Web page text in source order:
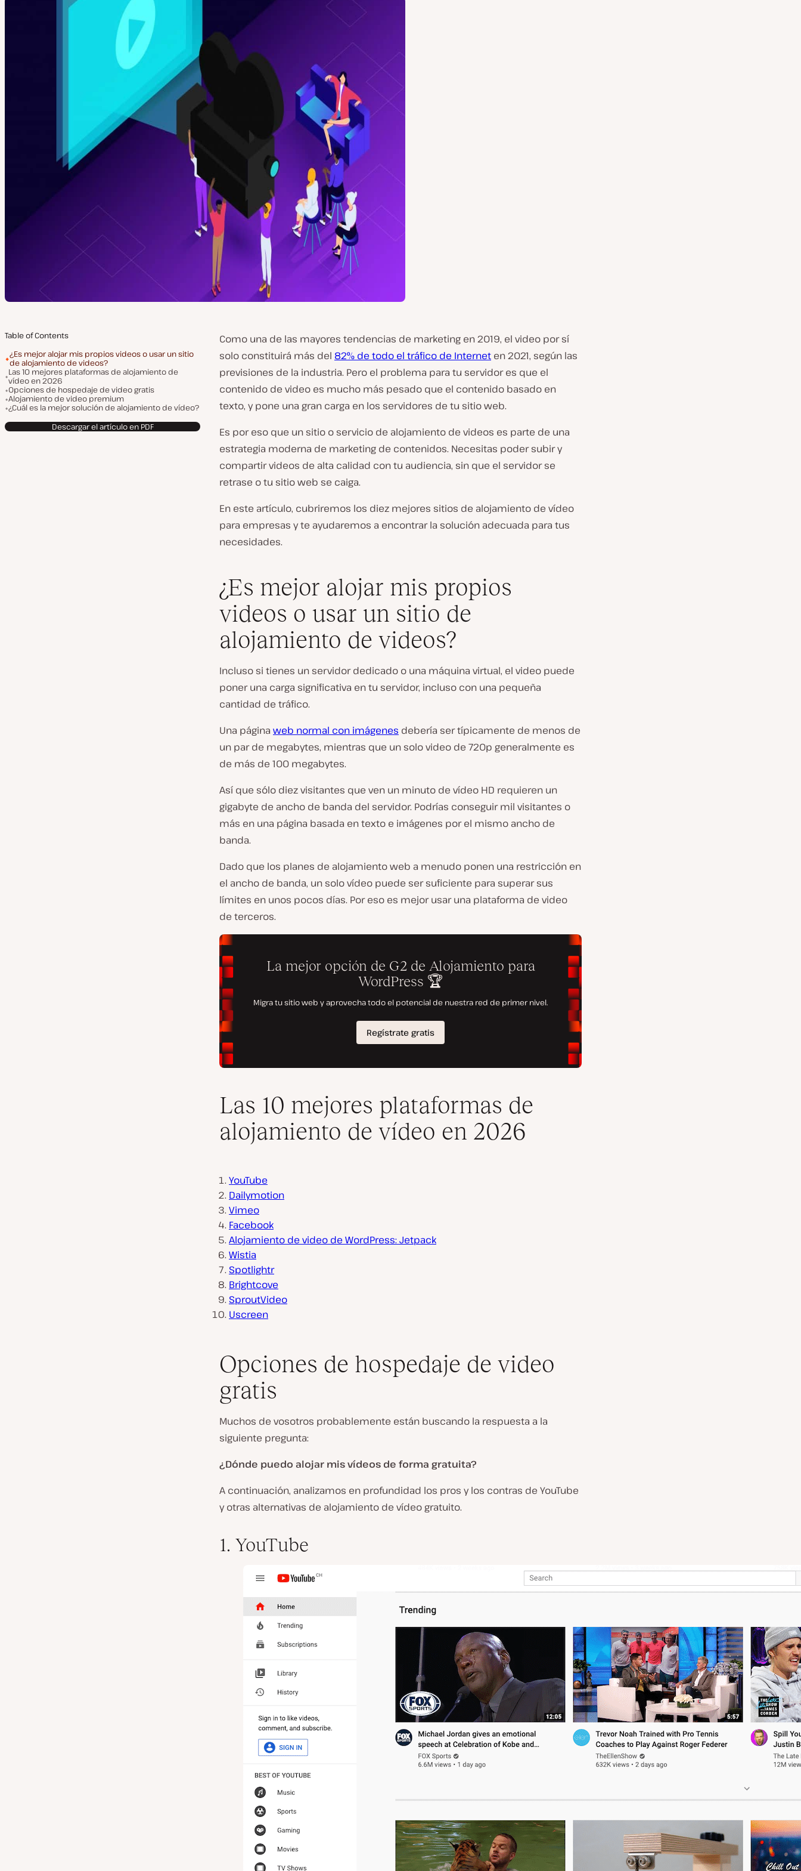
Table of Contents
¿Es mejor alojar mis propios videos o usar un sitio
de alojamiento de videos?
Las 10 mejores plataformas de alojamiento de
vídeo en 2026
Opciones de hospedaje de video gratis
Alojamiento de video premium
¿Cuál es la mejor solución de alojamiento de vídeo?
Descargar el artículo en PDF
Como una de las mayores tendencias de marketing en 2019, el video por sí
solo constituirá más del 82% de todo el tráfico de Internet en 2021, según las
previsiones de la industria. Pero el problema para tu servidor es que el
contenido de video es mucho más pesado que el contenido basado en
texto, y pone una gran carga en los servidores de tu sitio web.
Es por eso que un sitio o servicio de alojamiento de videos es parte de una
estrategia moderna de marketing de contenidos. Necesitas poder subir y
compartir videos de alta calidad con tu audiencia, sin que el servidor se
retrase o tu sitio web se caiga.
En este artículo, cubriremos los diez mejores sitios de alojamiento de vídeo
para empresas y te ayudaremos a encontrar la solución adecuada para tus
necesidades.
¿Es mejor alojar mis propios
videos o usar un sitio de
alojamiento de videos?
Incluso si tienes un servidor dedicado o una máquina virtual, el video puede
poner una carga significativa en tu servidor, incluso con una pequeña
cantidad de tráfico.
Una página web normal con imágenes debería ser típicamente de menos de
un par de megabytes, mientras que un solo video de 720p generalmente es
de más de 100 megabytes.
Así que sólo diez visitantes que ven un minuto de vídeo HD requieren un
gigabyte de ancho de banda del servidor. Podrías conseguir mil visitantes o
más en una página basada en texto e imágenes por el mismo ancho de
banda.
Dado que los planes de alojamiento web a menudo ponen una restricción en
el ancho de banda, un solo vídeo puede ser suficiente para superar sus
límites en unos pocos días. Por eso es mejor usar una plataforma de video
de terceros.
Las 10 mejores plataformas de
alojamiento de vídeo en 2026
YouTube
Dailymotion
Vimeo
Facebook
Alojamiento de video de WordPress: Jetpack
Wistia
Spotlightr
Brightcove
SproutVideo
Uscreen
Opciones de hospedaje de video
gratis
Muchos de vosotros probablemente están buscando la respuesta a la
siguiente pregunta:
¿Dónde puedo alojar mis vídeos de forma gratuita?
A continuación, analizamos en profundidad los pros y los contras de YouTube
y otras alternativas de alojamiento de vídeo gratuito.
1. YouTube